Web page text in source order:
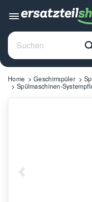
Home Geschirrspüler
Spülmaschinen-